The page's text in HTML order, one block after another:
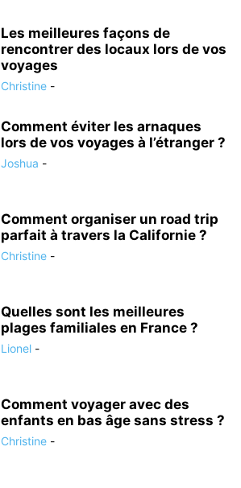
Les meilleures façons de
rencontrer des locaux lors de vos
voyages
Christine -
Comment éviter les arnaques
lors de vos voyages à l’étranger ?
Joshua -
Comment organiser un road trip
parfait à travers la Californie ?
Christine -
Quelles sont les meilleures
plages familiales en France ?
Lionel -
Comment voyager avec des
enfants en bas âge sans stress ?
Christine -